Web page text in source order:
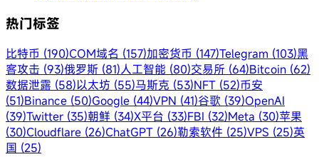
热门标签
比特币 (190)COM域名 (157)加密货币 (147)Telegram (103)黑
客攻击 (93)俄罗斯 (81)人工智能 (80)交易所 (64)Bitcoin (62)
数据泄露 (58)以太坊 (55)马斯克 (53)NFT (52)币安
(51)Binance (50)Google (44)VPN (41)谷歌 (39)OpenAI
(39)Twitter (35)朝鲜 (34)X平台 (33)FBI (32)Meta (30)苹果
(30)Cloudflare (26)ChatGPT (26)勒索软件 (25)VPS (25)英
国 (25)